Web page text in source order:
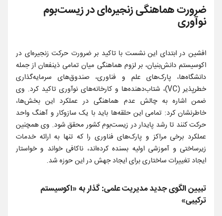
ضرورت هماهنگی زنجیره‌ای در زیست‌بوم
نوآوری
افشین در ابتدای این نشست با تاکید بر ضرورت حرکت زنجیره‌ای در
اکوسیستم دانش‌بنیان، بر لزوم هماهنگی میان تمامی ذینفعان از جمله
دانشگاه‌ها، پارک‌های علم و فناوری، صندوق‌های سرمایه‌گذاری
خطرپذیر (VC)، شتاب‌دهنده‌ها و کارخانه‌های نوآوری تاکید کرد. وی
ضمن اشاره به چالش عدم هماهنگی در عملکرد این بخش‌ها،
خاطرنشان کرد: تمامی این حلقه‌ها باید با یک سازوکار و آهنگ واحد
حرکت کنند تا رشد پایدار در زیست‌بوم کشور محقق شود. وی همچنین
عملکرد برخی مراکز و پارک‌های فناوری را که تنها به ارائه خدمات
زیرساختی و آموزشی اولیه بسنده کرده‌اند، ناکافی خواند و خواستار
ایجاد تغییرات ساختاری برای ایجاد جهش در این حوزه شد.
تبیین الگوی جدید مدیریت علمی: گذار به «اکوسیستم
ترکیبی»